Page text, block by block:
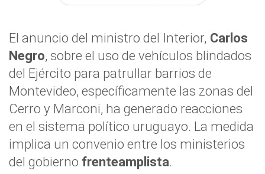
El anuncio del ministro del Interior, Carlos
Negro, sobre el uso de vehículos blindados
del Ejército para patrullar barrios de
Montevideo, específicamente las zonas del
Cerro y Marconi, ha generado reacciones
en el sistema político uruguayo. La medida
implica un convenio entre los ministerios
del gobierno frenteamplista.